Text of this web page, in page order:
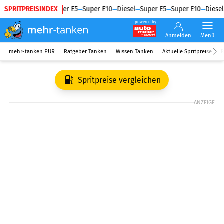
SPRITPREISINDEX
Diesel Super E5 Super E10 Diesel Super E5 Super E10 Diesel
powered by
Anmelden Menü
mehr-tanken PUR Ratgeber Tanken Wissen Tanken Aktuelle Spritpreise
Spritpreise vergleichen
ANZEIGE